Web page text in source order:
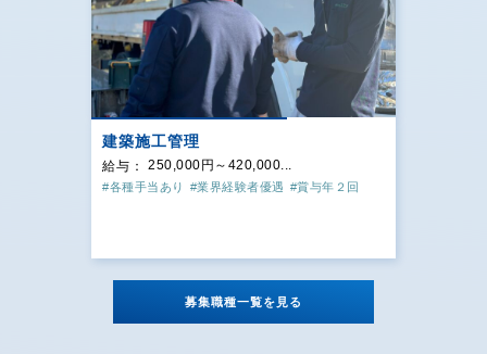
建築施工管理
給与： 250,000円～420,000...
#各種手当あり #業界経験者優遇 #賞与年２回
募集職種一覧を見る